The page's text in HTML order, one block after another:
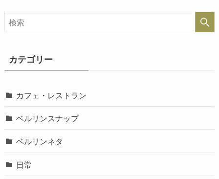
カテゴリー
カフェ・レストラン
ベルリンスナップ
ベルリンネタ
日常